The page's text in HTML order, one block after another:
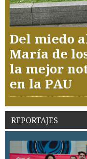
Del miedo
María de
la mejor
en la PAU
REPORTAJES